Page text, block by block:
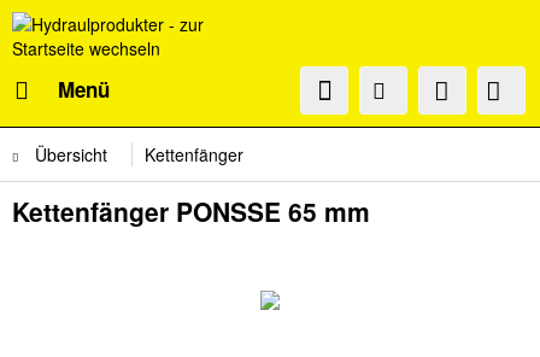
Menü
Übersicht Kettenfänger
Kettenfänger PONSSE 65 mm